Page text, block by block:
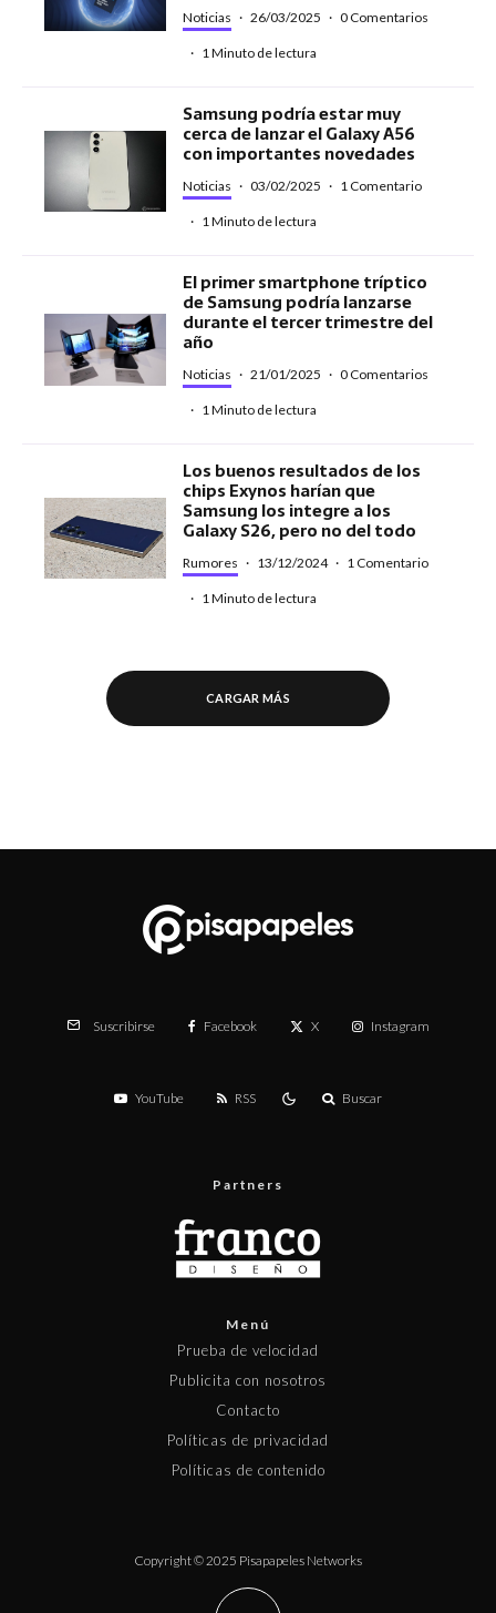
Noticias · 26/03/2025 · 0 Comentarios
· 1 Minuto de lectura
Samsung podría estar muy
cerca de lanzar el Galaxy A56
con importantes novedades
Noticias · 03/02/2025 · 1 Comentario
· 1 Minuto de lectura
El primer smartphone tríptico
de Samsung podría lanzarse
durante el tercer trimestre del
año
Noticias · 21/01/2025 · 0 Comentarios
· 1 Minuto de lectura
Los buenos resultados de los
chips Exynos harían que
Samsung los integre a los
Galaxy S26, pero no del todo
Rumores · 13/12/2024 · 1 Comentario
· 1 Minuto de lectura
CARGAR MÁS
Suscribirse Facebook X Instagram
YouTube RSS Buscar
Partners
Menú
Prueba de velocidad
Publicita con nosotros
Contacto
Políticas de privacidad
Políticas de contenido
Copyright © 2025 Pisapapeles Networks